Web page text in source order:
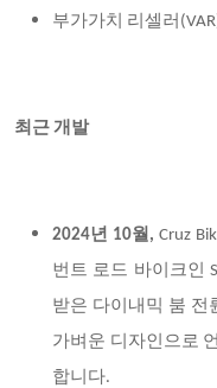
부가가치 리셀러
최근 개발
2024년 10월,Cruz
번트 로드 바이크인
받은 다이내믹 붐 전
가벼운 디자인으로
합니다.